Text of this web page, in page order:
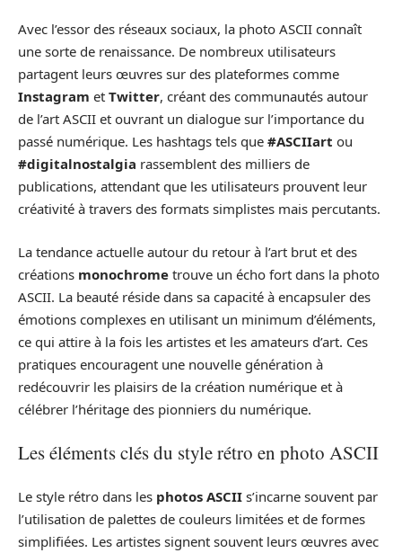
Avec l’essor des réseaux sociaux, la photo ASCII connaît
une sorte de renaissance. De nombreux utilisateurs
partagent leurs œuvres sur des plateformes comme
Instagram et Twitter, créant des communautés autour
de l’art ASCII et ouvrant un dialogue sur l’importance du
passé numérique. Les hashtags tels que #ASCIIart ou
#digitalnostalgia rassemblent des milliers de
publications, attendant que les utilisateurs prouvent leur
créativité à travers des formats simplistes mais percutants.
La tendance actuelle autour du retour à l’art brut et des
créations monochrome trouve un écho fort dans la photo
ASCII. La beauté réside dans sa capacité à encapsuler des
émotions complexes en utilisant un minimum d’éléments,
ce qui attire à la fois les artistes et les amateurs d’art. Ces
pratiques encouragent une nouvelle génération à
redécouvrir les plaisirs de la création numérique et à
célébrer l’héritage des pionniers du numérique.
Les éléments clés du style rétro en photo ASCII
Le style rétro dans les photos ASCII s’incarne souvent par
l’utilisation de palettes de couleurs limitées et de formes
simplifiées. Les artistes signent souvent leurs œuvres avec